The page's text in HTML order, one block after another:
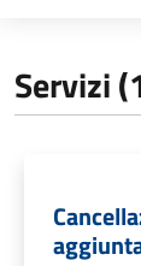
Servizi